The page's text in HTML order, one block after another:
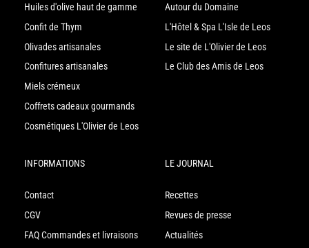
Huiles d'olive haut de gamme
Confit de Thym
Olivades artisanales
Confitures artisanales
Miels crémeux
Coffrets cadeaux gourmands
Cosmétiques L'Olivier de Leos
Autour du Domaine
L'Hôtel & Spa L'Isle de Leos
Le site de L'Olivier de Leos
Le Club des Amis de Leos
INFORMATIONS
Contact
CGV
FAQ Commandes et livraisons
LE JOURNAL
Recettes
Revues de presse
Actualités